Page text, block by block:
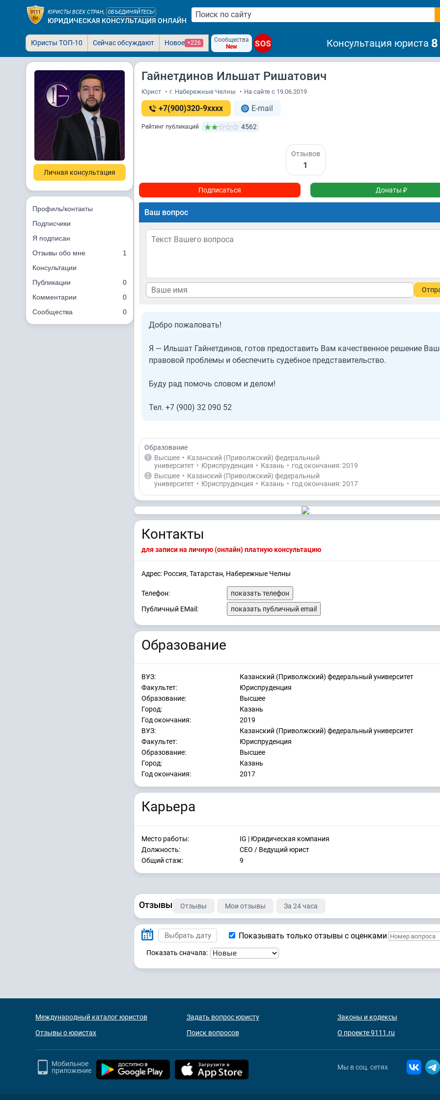
ЮРИСТЫ ВСЕХ СТРАН, ОБЪЕДИНЯЙТЕСЬ!
ЮРИДИЧЕСКАЯ КОНСУЛЬТАЦИЯ ОНЛАЙН
Юристы ТОП-10 Сейчас обсуждают Новое +226
Сообщества
New
SOS Консультация юриста
Личная консультация
Профиль/контакты
Подписчики
Я подписан
Отзывы обо мне
1
Консультации
Публикации
0
Комментарии
0
Сообщества
0
Гайнетдинов Ильшат Ришатович
Юрист • г. Набережные Челны • На сайте с 19.06.2019
+7(900)320-9xxxx E-mail
Рейтинг публикаций 4562
Отзывов
1
Подписаться Донаты ₽
Ваш вопрос
Добро пожаловать!
Я — Ильшат Гайнетдинов, готов предоставить Вам качественное решение
правовой проблемы и обеспечить судебное представительство.
Буду рад помочь словом и делом!
Тел. +7 (900) 32 090 52
Образование
1 Высшее • Казанский (Приволжский) федеральный
университет • Юриспруденция • Казань • год окончания: 2019
2 Высшее • Казанский (Приволжский) федеральный
университет • Юриспруденция • Казань • год окончания: 2017
Контакты
для записи на личную (онлайн) платную консультацию
Адрес: Россия, Татарстан, Набережные Челны
Телефон:
показать телефон
Публичный EMail:
показать публичный email
Образование
ВУЗ:
Казанский (Приволжский) федеральный университет
Факультет:
Юриспруденция
Образование:
Высшее
Город:
Казань
Год окончания:
2019
ВУЗ:
Казанский (Приволжский) федеральный университет
Факультет:
Юриспруденция
Образование:
Высшее
Город:
Казань
Год окончания:
2017
Карьера
Место работы:
IG | Юридическая компания
Должность:
CEO / Ведущий юрист
Общий стаж:
9
Отзывы Отзывы Мои отзывы За 24 часа
Показывать только отзывы с оценками
Показать сначала:
Международный каталог юристов
Отзывы о юристах
Задать вопрос юристу
Поиск вопросов
Законы и кодексы
О проекте 9111.ru
Мобильное
приложение
Мы в соц. сетях